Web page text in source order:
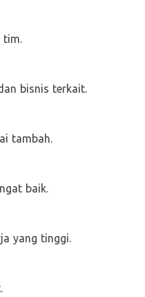
tim.
bisnis terkait.
tambah.
baik.
yang tinggi.